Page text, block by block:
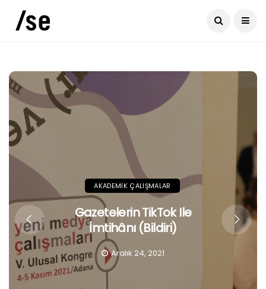
AKADEMIK ÇALIŞMALAR
Gazetelerin TikTok Ile
İmtihânı (Bildiri)
Aralık 24, 2021